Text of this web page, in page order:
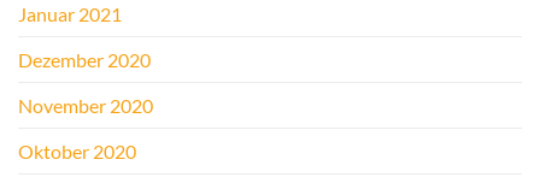
Januar 2021
Dezember 2020
November 2020
Oktober 2020